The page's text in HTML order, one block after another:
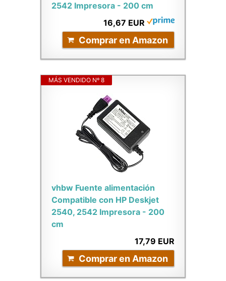
2542 Impresora - 200 cm
16,67 EUR
Comprar en Amazon
MÁS VENDIDO Nº 8
vhbw Fuente alimentación
Compatible con HP Deskjet
2540, 2542 Impresora - 200
cm
17,79 EUR
Comprar en Amazon